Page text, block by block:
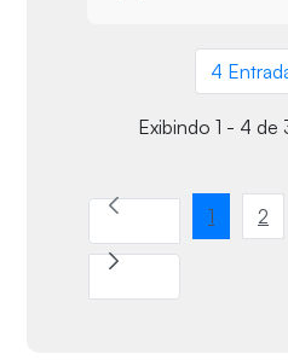
4
Exibindo 1 - 4 de
Página
1 2